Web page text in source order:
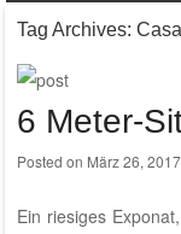
Skip to content
Tag Archives:
6 Meter-
Posted on März 26, 2017
Ein riesiges